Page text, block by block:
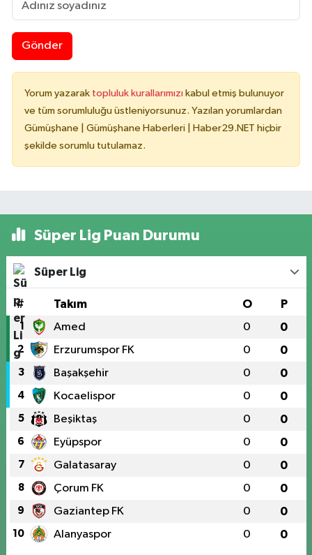
Gönder
Yorum yazarak topluluk kurallarımızı kabul etmiş bulunuyor
ve tüm sorumluluğu üstleniyorsunuz. Yazılan yorumlardan
Gümüşhane | Gümüşhane Haberleri | Haber29.NET hiçbir
şekilde sorumlu tutulamaz.
Süper Lig Puan Durumu
Süper Lig
# Takım O P
1 Amed 0 0
2 Erzurumspor FK 0 0
3 Başakşehir 0 0
4 Kocaelispor 0 0
5 Beşiktaş 0 0
6 Eyüpspor 0 0
7 Galatasaray 0 0
8 Çorum FK 0 0
9 Gaziantep FK 0 0
10 Alanyaspor 0 0